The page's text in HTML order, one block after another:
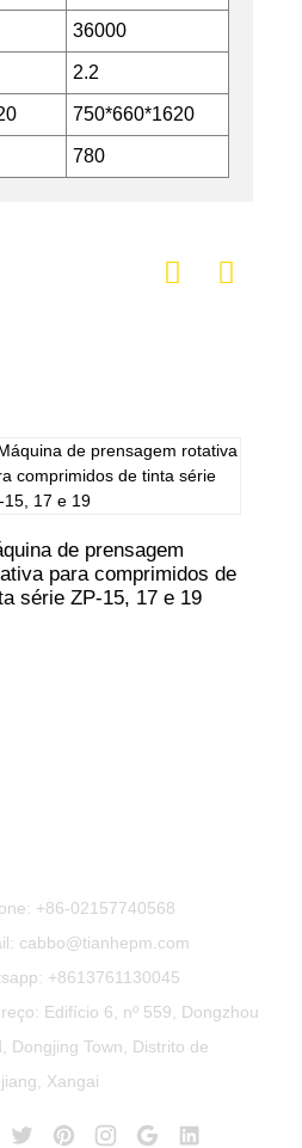
36000
2.2
750*660*1620
780
de prensagem
para comprimidos de
série ZP-15, 17 e 19
+86-02157740568
cabbo@tianhepm.com
+8613761130045
Edifício 6, nº 559, Dongzhou
Dongjing Town, Distrito de
Xangai